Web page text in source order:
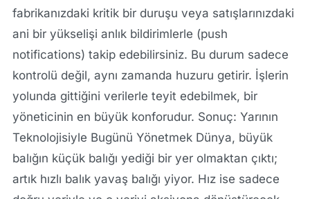
fabrikanızdaki kritik bir duruşu veya satışlarınızdaki
ani bir yükselişi anlık bildirimlerle (push
notifications) takip edebilirsiniz. Bu durum sadece
kontrolü değil, aynı zamanda huzuru getirir. İşlerin
yolunda gittiğini verilerle teyit edebilmek, bir
yöneticinin en büyük konforudur. Sonuç: Yarının
Teknolojisiyle Bugünü Yönetmek Dünya, büyük
balığın küçük balığı yediği bir yer olmaktan çıktı;
artık hızlı balık yavaş balığı yiyor. Hız ise sadece